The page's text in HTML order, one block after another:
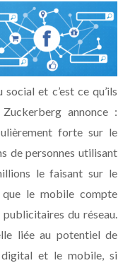
et c’est ce qu’ils
annonce :
forte sur le
de personnes utilisant
le faisant sur le
le mobile compte
du réseau.
liée au potentiel de
et le mobile, si